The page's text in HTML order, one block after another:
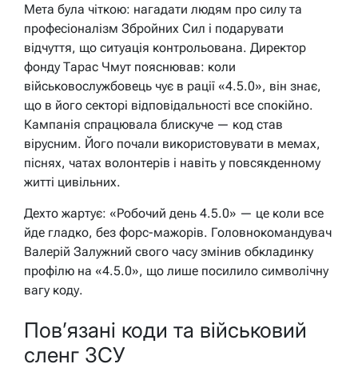
Мета була чіткою: нагадати людям про силу та
професіоналізм Збройних Сил і подарувати
відчуття, що ситуація контрольована. Директор
фонду Тарас Чмут пояснював: коли
військовослужбовець чує в рації «4.5.0», він знає,
що в його секторі відповідальності все спокійно.
Кампанія спрацювала блискуче — код став
вірусним. Його почали використовувати в мемах,
піснях, чатах волонтерів і навіть у повсякденному
житті цивільних.
Дехто жартує: «Робочий день 4.5.0» — це коли все
йде гладко, без форс-мажорів. Головнокомандувач
Валерій Залужний свого часу змінив обкладинку
профілю на «4.5.0», що лише посилило символічну
вагу коду.
Пов’язані коди та військовий
сленг ЗСУ